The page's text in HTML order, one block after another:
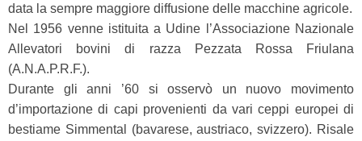
data la sempre maggiore diffusione delle macchine agricole.
Nel 1956 venne istituita a Udine l’Associazione Nazionale
Allevatori bovini di razza Pezzata Rossa Friulana
(A.N.A.P.R.F.).
Durante gli anni ’60 si osservò un nuovo movimento
d’importazione di capi provenienti da vari ceppi europei di
bestiame Simmental (bavarese, austriaco, svizzero). Risale